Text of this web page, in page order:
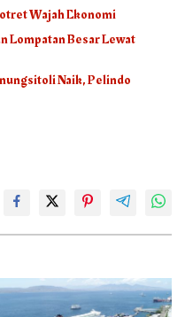
Wajah Ekonomi
Lompatan Besar Lewat
Naik, Pelindo